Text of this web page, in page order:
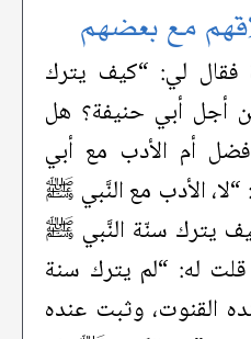
مع بعضهم
فقال لي: “كيف يترك
أجل أبي حنيفة؟ هل
أم الأدب مع أبي
الأدب مع النَّبي ﷺ
يترك سنّة النَّبي ﷺ
له: “لم يترك سنة
القنوت، وثبت عنده